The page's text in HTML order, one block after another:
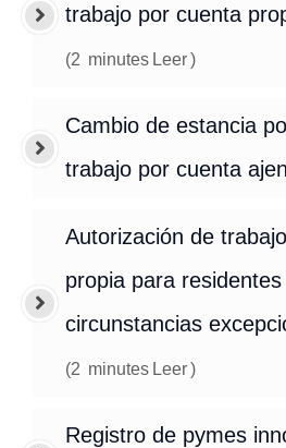
trabajo por cuenta
(2 minutes Leer)
Cambio de estancia
trabajo por cuenta
Autorización de
propia para
circunstancias
(2 minutes Leer)
Registro de pymes